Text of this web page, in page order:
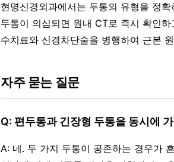
현명신경외과에서는 두통의 유형을 정
두통이 의심되면 원내 CT로 즉시 확인
수치료와 신경차단술을 병행하여 근본
자주 묻는 질문
Q: 편두통과 긴장형 두통을 동시에
A: 네. 두 가지 두통이 공존하는 경우가